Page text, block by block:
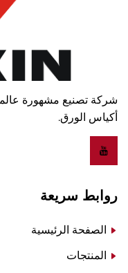
شركة تصنيع مشهورة
أكياس الورق.
روابط سريعة
الصفحة الرئيسية
المنتجات